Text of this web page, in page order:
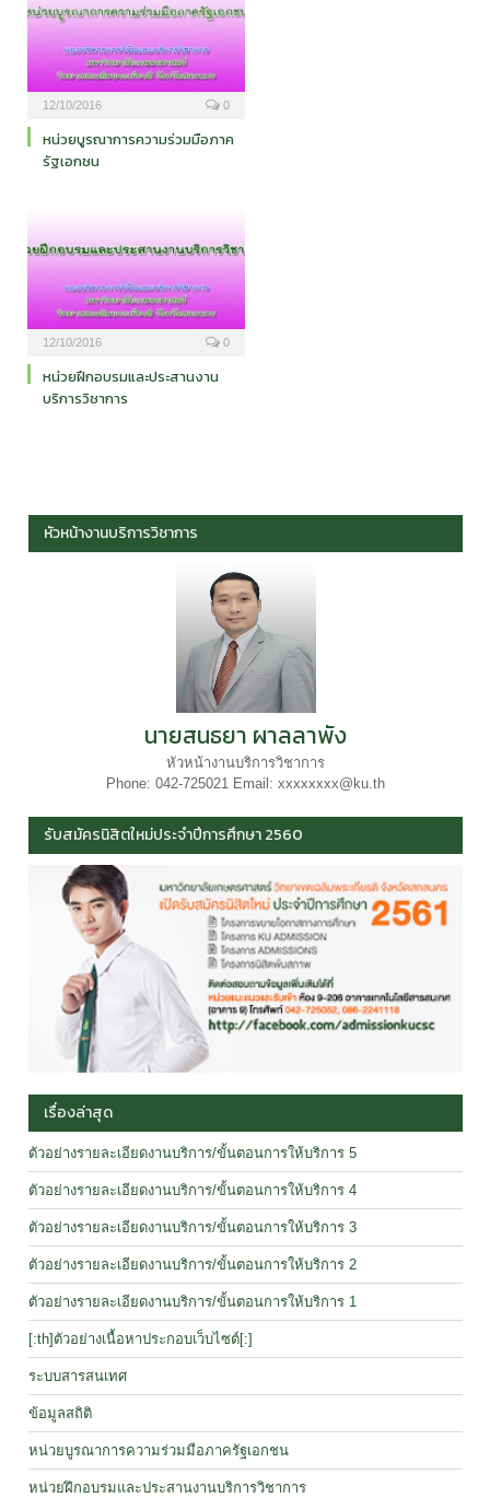
12/10/2016 0
หน่วยบูรณาการความร่วมมือภาค
รัฐเอกชน
12/10/2016 0
หน่วยฝึกอบรมและประสานงาน
บริการวิชาการ
หัวหน้างานบริการวิชาการ
นายสนธยา ผาลลาพัง
หัวหน้างานบริการวิชาการ
Phone: 042-725021 Email: xxxxxxxx@ku.th
รับสมัครนิสิตใหม่ประจำปีการศึกษา 2560
เรื่องล่าสุด
ตัวอย่างรายละเอียดงานบริการ/ขั้นตอนการให้บริการ 5
ตัวอย่างรายละเอียดงานบริการ/ขั้นตอนการให้บริการ 4
ตัวอย่างรายละเอียดงานบริการ/ขั้นตอนการให้บริการ 3
ตัวอย่างรายละเอียดงานบริการ/ขั้นตอนการให้บริการ 2
ตัวอย่างรายละเอียดงานบริการ/ขั้นตอนการให้บริการ 1
[:th]ตัวอย่างเนื้อหาประกอบเว็บไซต์[:]
ระบบสารสนเทศ
ข้อมูลสถิติ
หน่วยบูรณาการความร่วมมือภาครัฐเอกชน
หน่วยฝึกอบรมและประสานงานบริการวิชาการ